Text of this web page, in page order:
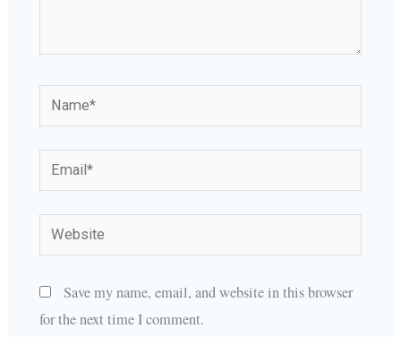
Name*
Email*
Website
Save my name, email, and website in this browser
for the next time I comment.